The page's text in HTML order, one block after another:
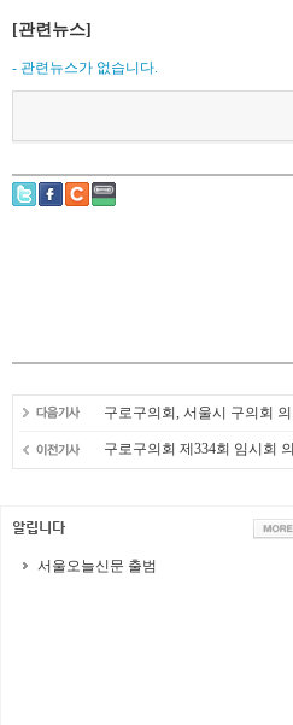
[관련뉴스]
- 관련뉴스가 없습니다.
구로구의회, 서울시 구의회
구로구의회 제334회 임시회
서울오늘신문 출범